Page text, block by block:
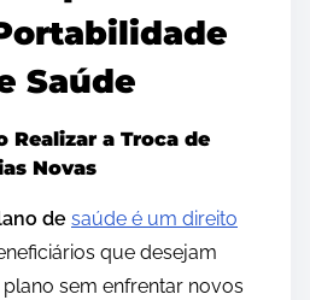
Saúde
Realizar a Troca de
Novas
de saúde é um direito
que desejam
sem enfrentar novos